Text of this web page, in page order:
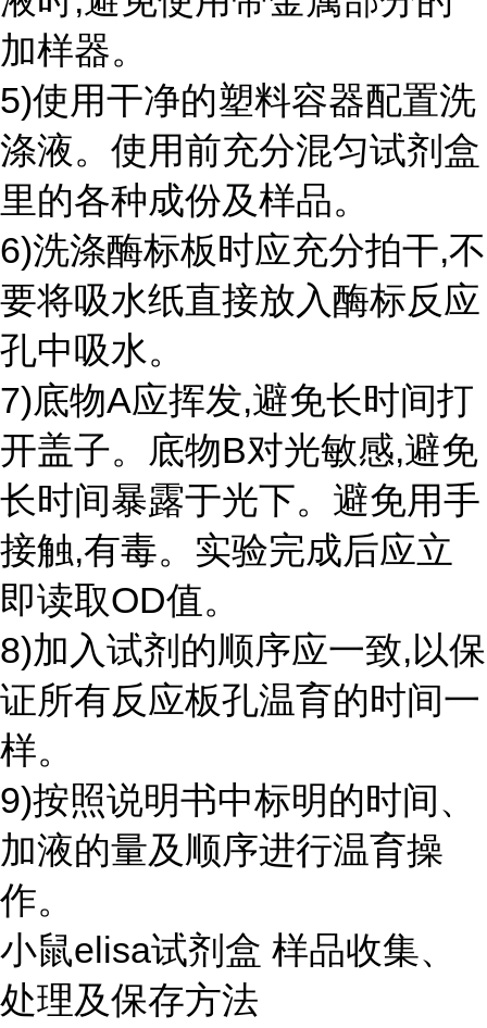
加样器。
5)使用干净的塑料容器配置洗
涤液。使用前充分混匀试剂盒
里的各种成份及样品。
6)洗涤酶标板时应充分拍干,不
要将吸水纸直接放入酶标反应
孔中吸水。
7)底物A应挥发,避免长时间打
开盖子。底物B对光敏感,避免
长时间暴露于光下。避免用手
接触,有毒。实验完成后应立
即读取OD值。
8)加入试剂的顺序应一致,以保
证所有反应板孔温育的时间一
样。
9)按照说明书中标明的时间、
加液的量及顺序进行温育操
作。
小鼠elisa试剂盒 样品收集、
处理及保存方法